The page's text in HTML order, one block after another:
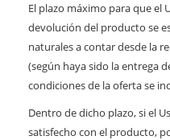
El plazo máximo para que el
devolución del producto se
naturales a contar desde la
(según haya sido la entrega
condiciones de la oferta se
Dentro de dicho plazo, si el
satisfecho con el producto,